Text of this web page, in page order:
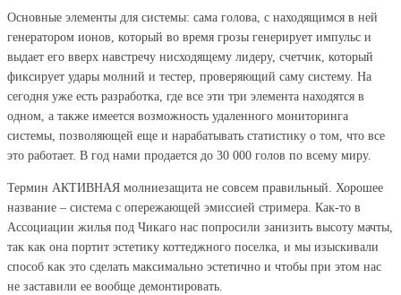
Основные элементы для системы: сама голова, с находящимся в ней
генератором ионов, который во время грозы генерирует импульс и
выдает его вверх навстречу нисходящему лидеру, счетчик, который
фиксирует удары молний и тестер, проверяющий саму систему. На
сегодня уже есть разработка, где все эти три элемента находятся в
одном, а также имеется возможность удаленного мониторинга
системы, позволяющей еще и нарабатывать статистику о том, что все
это работает. В год нами продается до 30 000 голов по всему миру.
Термин АКТИВНАЯ молниезащита не совсем правильный. Хорошее
название – система с опережающей эмиссией стримера. Как-то в
Ассоциации жилья под Чикаго нас попросили занизить высоту мачты,
так как она портит эстетику коттеджного поселка, и мы изыскивали
способ как это сделать максимально эстетично и чтобы при этом нас
не заставили ее вообще демонтировать.